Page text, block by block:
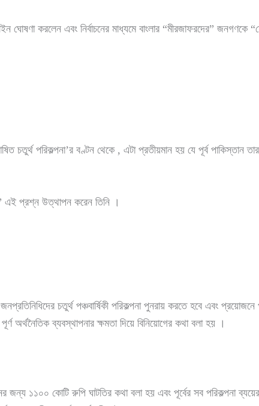
ঘোষণা করলেন এবং নির্বাচনের মাধ্যমে বাংলার “মীরজাফরদের” জনগণকে
চতুর্থ পরিকল্পনা’র বণ্টন থেকে , এটা প্রতীয়মান হয় যে পূর্ব পাকিস্তান
এই প্রশ্ন উত্থাপন করেন তিনি ।
চতুর্থ পঞ্চবার্ষিকী পরিকল্পনা পুনরায় করতে হবে এবং প্রয়োজনে
অর্থনৈতিক ব্যবস্থাপনার ক্ষমতা দিয়ে বিনিয়োগের কথা বলা হয় ।
জন্য ১১০০ কোটি রুপি ঘাটতির কথা বলা হয় এবং পূর্বের সব পরিকল্পনা